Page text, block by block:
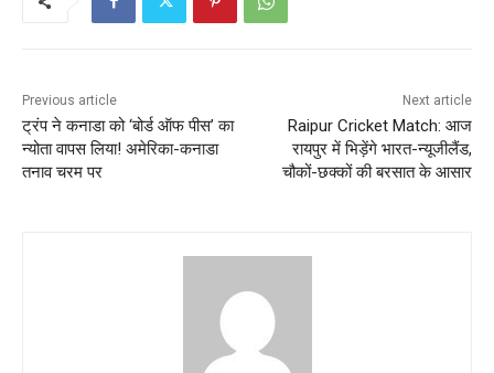
Previous article
ट्रंप ने कनाडा को ‘बोर्ड ऑफ पीस’ का
न्योता वापस लिया! अमेरिका-कनाडा
तनाव चरम पर
Next article
Raipur Cricket Match: आज
रायपुर में भिड़ेंगे भारत-न्यूजीलैंड,
चौकों-छक्कों की बरसात के आसार